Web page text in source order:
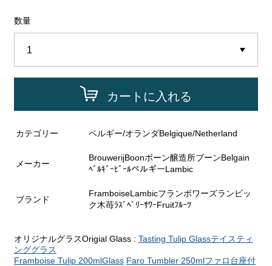
数量
カートに入れる
カテゴリー ベルギー/オランダBelgique/Netherland
メーカー
BrouwerijBoonボーン醸造所ブーンBelgain
ﾍﾞﾙｷﾞｰﾋﾞｰﾙベルギーLambic
ブランド
FramboiseLambicフランボワーズランビッ
ク木苺ﾗｽﾞﾍﾞﾘｰｻﾜｰFruitﾌﾙｰﾂ
オリジナルグラスOrigial Glass : Tasting Tulip Glassテイスティ
ンググラス
Framboise Tulip 200mlGlass Faro Tumbler 250mlファロ台座付